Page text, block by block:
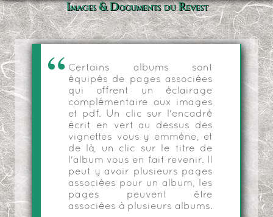
Images & Documents du Revest
Certains albums sont
équipés de pages associées
qui offrent un éclairage
complémentaire aux images
et pdf. Un clic sur l'encadré
écrit en vert au dessus des
vignettes vous y emmène, et
de là, un clic sur le titre de
l'album vous en fait revenir. Il
peut y avoir plusieurs pages
associées pour un album, les
pages peuvent être
associées à plusieurs albums.